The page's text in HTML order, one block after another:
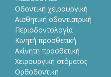
Οδοντική χειρουργική
Αισθητική οδοντιατρική
Περιοδοντολογία
Κινητή προσθετική
Ακίνητη προσθετική
Χειρουργική στόματος
Ορθοδοντική